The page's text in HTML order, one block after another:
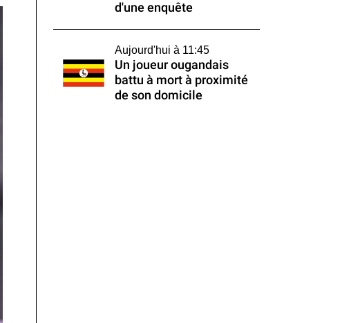
d'une enquête
Aujourd'hui à 11:45
Un joueur ougandais
battu à mort à proximité
de son domicile